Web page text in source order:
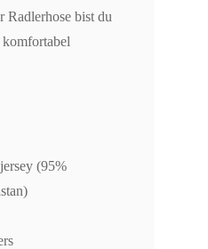
Radlerhose bist du
(95%